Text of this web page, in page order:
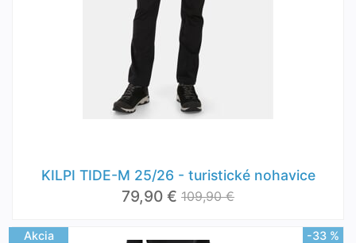
KILPI TIDE-M 25/26 - turistické nohavice
79,90 € 109,90 €
Akcia -33 %